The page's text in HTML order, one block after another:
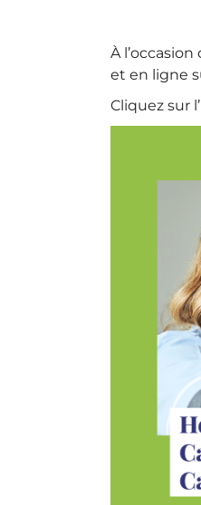
À
et en ligne
Cliquez sur